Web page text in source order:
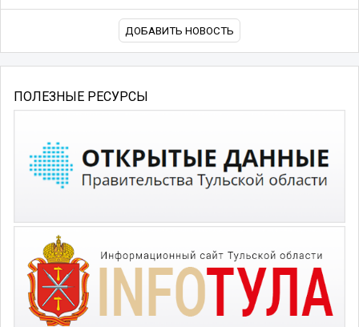
ДОБАВИТЬ НОВОСТЬ
ПОЛЕЗНЫЕ РЕСУРСЫ